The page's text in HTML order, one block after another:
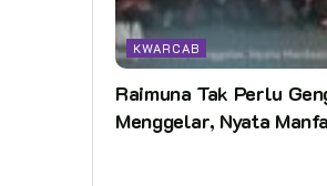
KWARCAB
Raimuna Tak Perlu
Menggelar, Nyata